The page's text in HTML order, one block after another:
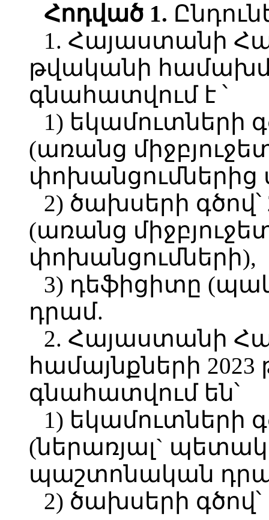
Հոդված 1.
1. Հայաստանի
թվականի
գնահատվում է ՝
1) եկամուտների
(առանց
փոխանցումներից
2) ծախսերի գծով՝
(առանց
փոխանցումների),
3) դեֆիցիտը
դրամ.
2. Հայաստանի
համայնքների
գնահատվում են՝
1) եկամուտների
(ներառյալ`
պաշտոնական
2) ծախսերի գծով՝